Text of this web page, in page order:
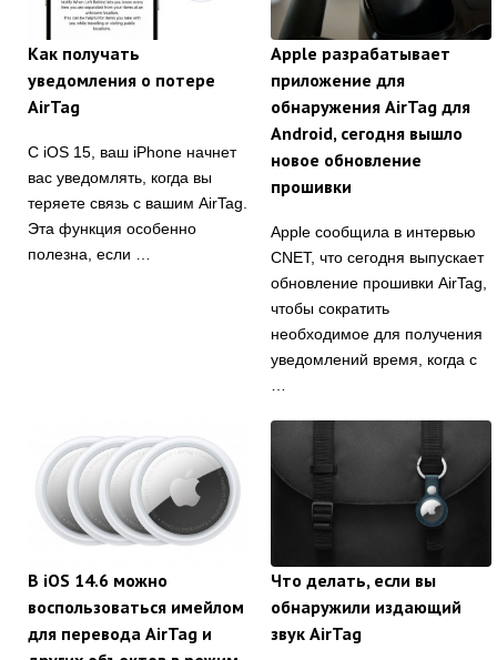
Как получать
уведомления о потере
AirTag
С iOS 15, ваш iPhone начнет
вас уведомлять, когда вы
теряете связь с вашим AirTag.
Эта функция особенно
полезна, если …
Apple разрабатывает
приложение для
обнаружения AirTag для
Android, сегодня вышло
новое обновление
прошивки
Apple сообщила в интервью
CNET, что сегодня выпускает
обновление прошивки AirTag,
чтобы сократить
необходимое для получения
уведомлений время, когда с
В iOS 14.6 можно
воспользоваться имейлом
для перевода AirTag и
Что делать, если вы
обнаружили издающий
звук AirTag